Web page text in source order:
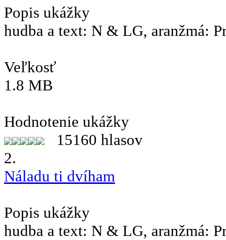
Popis ukážky
hudba a text: N & LG, aranžmá:
Veľkosť
1.8 MB
Hodnotenie ukážky
15160 hlasov
2.
Náladu ti dvíham
Popis ukážky
hudba a text: N & LG, aranžmá: